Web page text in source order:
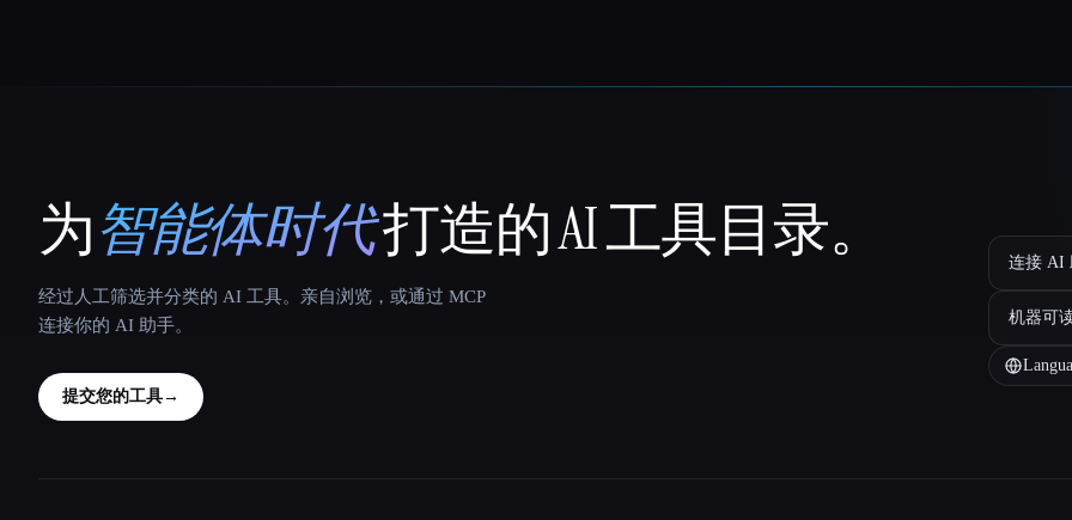
That AI Collection
为智能体时代打造的 AI 工具目录。
经过人工筛选并分类的 AI 工具。亲自浏览，或通过 MCP
连接你的 AI 助手。
提交您的工具→
连接 AI
机器可